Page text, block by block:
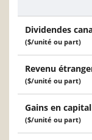
Dividendes
($/unité ou part)
Revenu
($/unité ou part)
Gains en capital
($/unité ou part)